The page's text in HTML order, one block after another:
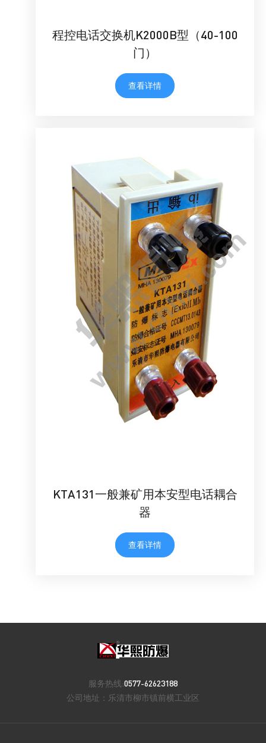
程控电话交换机K2000B型（40-100
门）
查看详情
KTA131一般兼矿用本安型电话耦合
器
查看详情
服务热线:0577-62623188
公司地址： 乐清市柳市镇前横工业区